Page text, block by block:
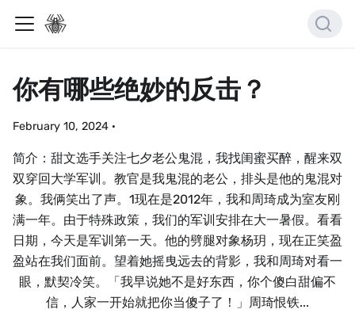
你有哪些绝妙的反击？
February 10, 2024 ·
简介：甜文选手关注七夕老公鬼混，我找闺蜜买醉，醒来双
双穿回大学军训。教官是我鬼混的老公，排头是他的鬼混对
象。我俩笑出了声。1现在是2012年，我和周琦成为室友刚
满一年。由于特殊政策，我们的军训安排在大一暑假。看看
日期，今天是军训第一天。他的劈腿对象杨玥，现在正笑盈
盈站在我们面前。望着她摇曳远去的背影，我和周琦对看一
眼，默契冷笑。「我早说她不是好东西，你个傻白甜偏不
信，人家一开始就把你当傻子了！」周琦恨铁...